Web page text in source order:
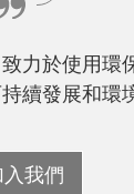
力於使用環
續發展和環
入我們